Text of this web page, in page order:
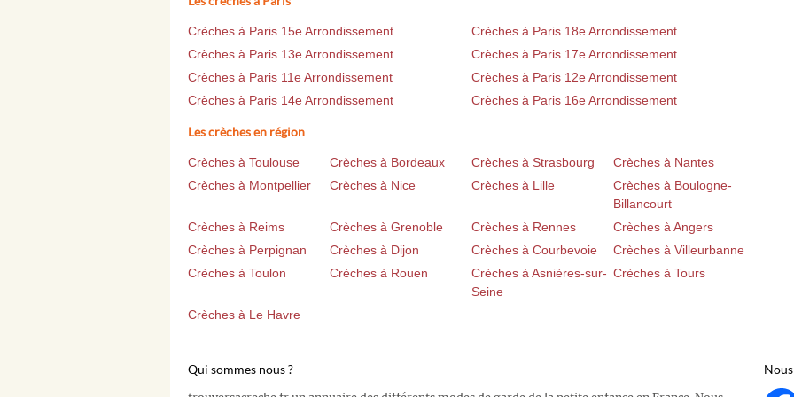
Crèches à Paris 15e Arrondissement
Crèches à Paris 18e Arrondissement
Crèches à Paris 13e Arrondissement
Crèches à Paris 17e Arrondissement
Crèches à Paris 11e Arrondissement
Crèches à Paris 12e Arrondissement
Crèches à Paris 14e Arrondissement
Crèches à Paris 16e Arrondissement
Les crèches en région
Crèches à Toulouse Crèches à Bordeaux Crèches à Strasbourg
Crèches à Nantes
Crèches à Montpellier
Crèches à Nice Crèches à Lille
Crèches à Boulogne-
Billancourt
Crèches à Reims
Crèches à Grenoble Crèches à Rennes
Crèches à Angers
Crèches à Perpignan
Crèches à Dijon Crèches à Courbevoie
Crèches à Villeurbanne
Crèches à Toulon
Crèches à Rouen
Crèches à Asnières-sur-
Seine
Crèches à Tours
Crèches à Le Havre
Qui sommes nous ?